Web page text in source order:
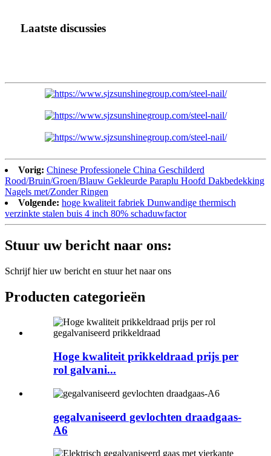
Laatste discussies
Vorig: Chinese Professionele China Geschilderd
Rood/Bruin/Groen/Blauw Gekleurde Paraplu Hoofd Dakbedekking
Nagels met/Zonder Ringen
Volgende: hoge kwaliteit fabriek Dunwandige thermisch
verzinkte stalen buis 4 inch 80% schaduwfactor
Stuur uw bericht naar ons:
Schrijf hier uw bericht en stuur het naar ons
Producten categorieën
Hoge kwaliteit prikkeldraad prijs per
rol galvani...
gegalvaniseerd gevlochten draadgaas-
A6